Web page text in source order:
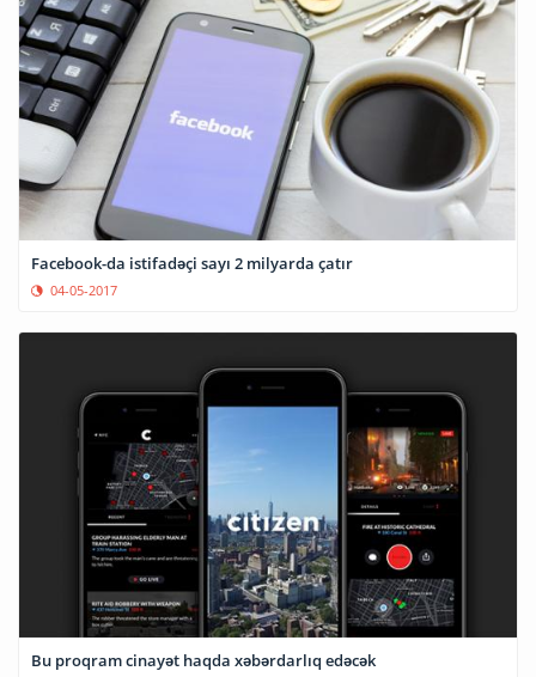
Facebook-da istifadəçi sayı 2 milyarda çatır
04-05-2017
Bu proqram cinayət haqda xəbərdarlıq edəcək